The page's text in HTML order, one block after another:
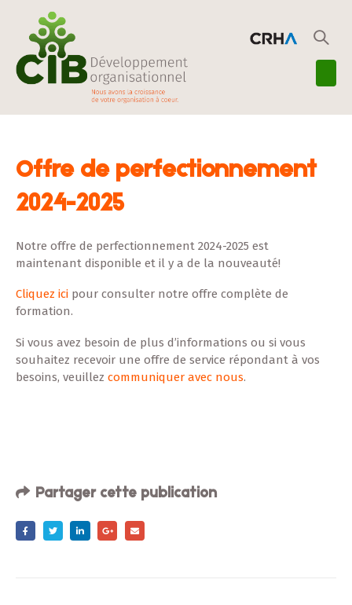
Offre de perfectionnement
2024-2025
Notre offre de perfectionnement 2024-2025 est
maintenant disponible et il y a de la nouveauté!
Cliquez ici pour consulter notre offre complète de
formation.
Si vous avez besoin de plus d’informations ou si vous
souhaitez recevoir une offre de service répondant à vos
besoins, veuillez communiquer avec nous.
Partager cette publication